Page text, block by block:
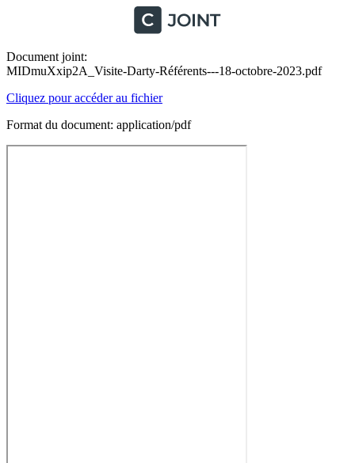
Document joint:
MIDmuXxip2A_Visite-Darty-Référents---18-octobre-2023.pdf
Cliquez pour accéder au fichier
Format du document: application/pdf